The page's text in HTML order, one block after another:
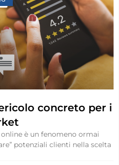
concreto per i
è un fenomeno ormai
potenziali clienti nella scelta